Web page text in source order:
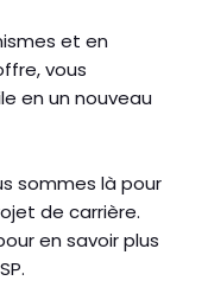
et en
vous
en un nouveau
sommes là pour
de carrière.
en savoir plus